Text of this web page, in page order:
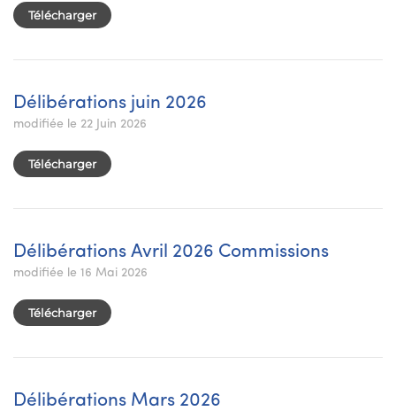
Télécharger
Délibérations juin 2026
modifiée le 22 Juin 2026
Télécharger
Délibérations Avril 2026 Commissions
modifiée le 16 Mai 2026
Télécharger
Délibérations Mars 2026